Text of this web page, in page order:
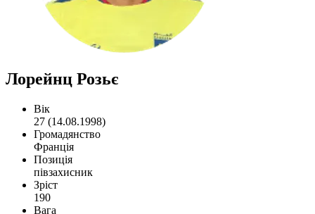
Лорейнц Розьє
Вік
27 (14.08.1998)
Громадянство
Франція
Позиція
півзахисник
Зріст
190
Вага